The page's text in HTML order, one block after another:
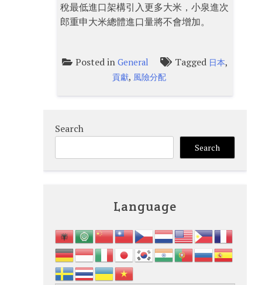
稅最低進口架構引入更多大米，小泉進次
郎重申大米總體進口量將不會增加。
Posted inGeneral Tagged 日本,
貢獻, 風險分配
Search
Search
Language